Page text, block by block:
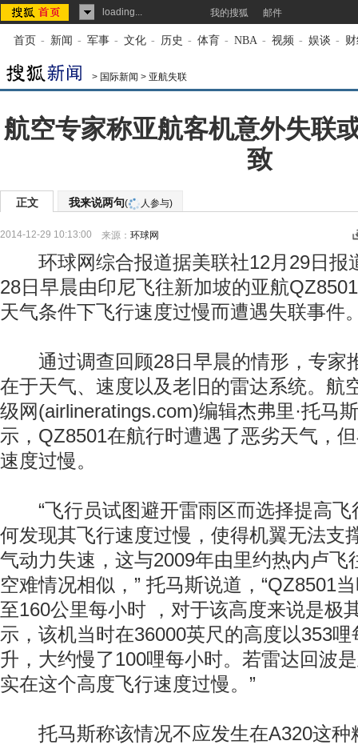
loading... 我的搜狐 邮件
首页 - 新闻 - 军事 - 文化 - 历史 - 体育 - NBA - 视频 - 娱谈 -
> 国际新闻 > 亚航失联
航空专家称亚航客机意外失联
致
正文 我来说两句( 人参与)
2014-12-29 10:13:00 来源： 环球网
环球网综合报道据美联社12月29日报
28日早晨由印尼飞往新加坡的亚航
天气条件下飞行速度过慢而遭遇失联事件
通过调查回顾28日早晨的情形，专家
在于天气、速度以及老旧的雷达系统。航
级网(airlineratings.com)编辑杰弗里·托马
示，QZ8501在航行时遭遇了恶劣天气，
速度过慢。
“飞行员试图避开雷雨区而选择提高飞
何发现其飞行速度过慢，使得机翼无法支
气动力失速，这与2009年由里约热内卢飞
空难情况相似，” 托马斯说道，“QZ8501
至160公里每小时 ，对于该高度来说是极
示，该机当时在36000英尺的高度以353
升，大约慢了100哩每小时。若雷达回波
实在这个高度飞行速度过慢。”
托马斯称该情况不应发生在A320这种